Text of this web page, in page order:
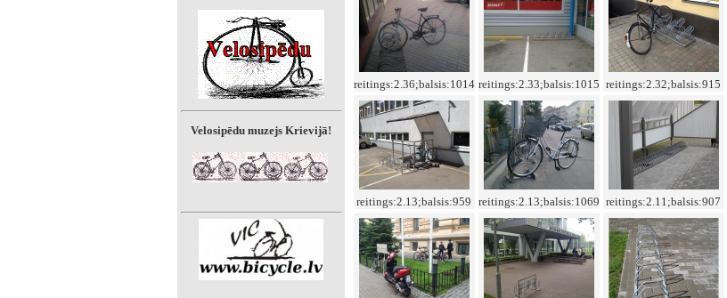
Velosipēdu muzejs Krievijā!
reitings:2.36;balsis:1014 reitings:2.33;balsis:1015 reitings:2.32;balsis:915
reitings:2.13;balsis:959 reitings:2.13;balsis:1069 reitings:2.11;balsis:907